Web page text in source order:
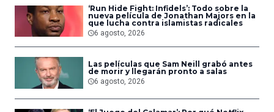
‘Run Hide Fight: Infidels’: Todo sobre la
nueva película de Jonathan Majors en la
que lucha contra islamistas radicales
6 agosto, 2026
Las películas que Sam Neill grabó antes
de morir y llegarán pronto a salas
6 agosto, 2026